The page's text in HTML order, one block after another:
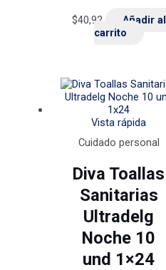
$40,92
Añadir al
carrito
Vista rápida
Cuidado personal
Diva Toallas
Sanitarias
Ultradelg
Noche 10
und 1×24